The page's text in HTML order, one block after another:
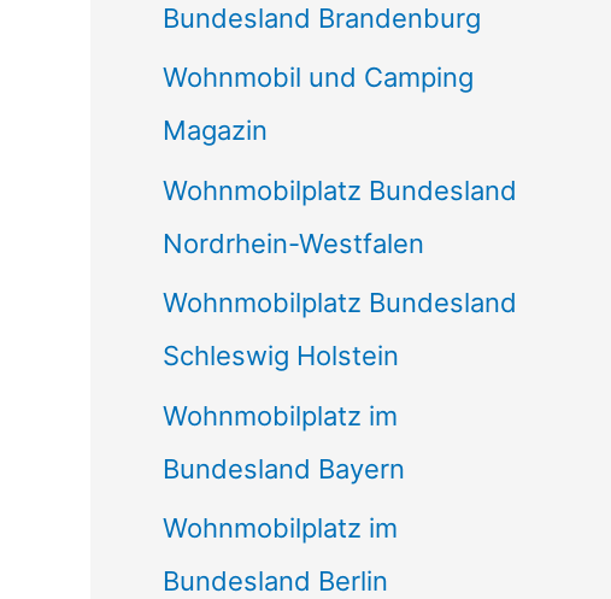
Bundesland Brandenburg
Wohnmobil und Camping
Magazin
Wohnmobilplatz Bundesland
Nordrhein-Westfalen
Wohnmobilplatz Bundesland
Schleswig Holstein
Wohnmobilplatz im
Bundesland Bayern
Wohnmobilplatz im
Bundesland Berlin